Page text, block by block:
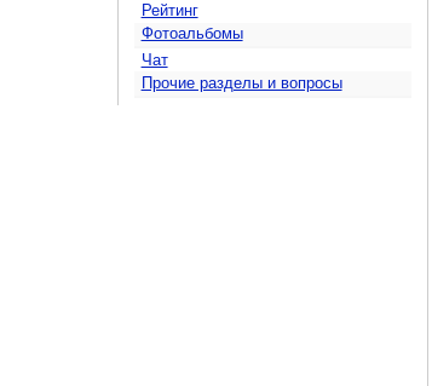
Рейтинг
Фотоальбомы
Чат
Прочие разделы и вопросы